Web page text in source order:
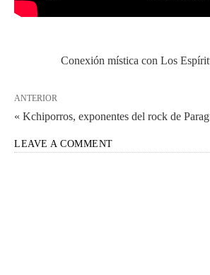
Conexión mística con Los
ANTERIOR
« Kchiporros, exponentes del rock de
LEAVE A COMMENT